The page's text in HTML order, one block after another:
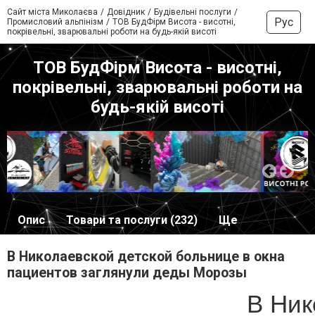
Сайт міста Миколаєва Довідник
Будівельні послуги
Промисловий альпінізм
ТОВ БудФірм Висота - висотні,
покрівельні, зварювальні роботи на будь-якій висоті
Рус
ТОВ БудФірм Висота - висотні,
покрівельні, зварювальні роботи на
будь-якій висоті
Опис Товари та послуги (232) Ще
В Николаевской детской больнице в окна
пациентов заглянули деды Морозы
В